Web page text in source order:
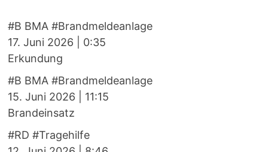
#B BMA #Brandmeldeanlage
17. Juni 2026
0:35
Erkundung
#B BMA #Brandmeldeanlage
15. Juni 2026
11:15
Brandeinsatz
#RD #Tragehilfe